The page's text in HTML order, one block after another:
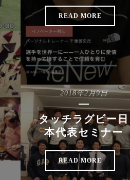
READ MORE
2018年2月9日
タッチラグビー日
本代表セミナー
READ MORE